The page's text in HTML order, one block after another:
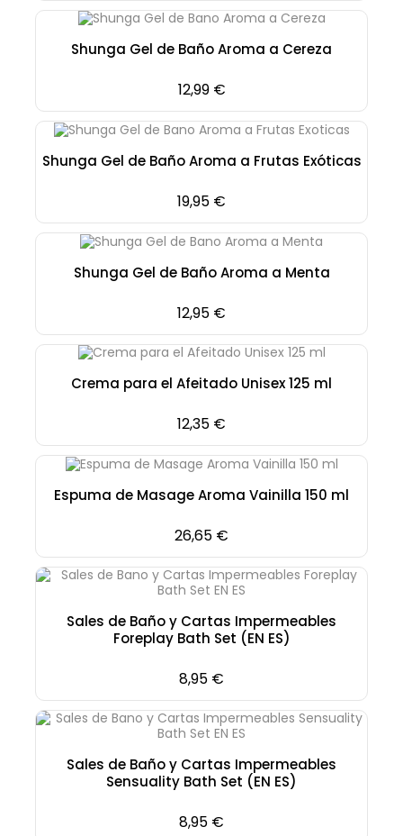
Shunga Gel de Baño Aroma a Cereza
Precio
12,99 €
Shunga Gel de Baño Aroma a Frutas Exóticas
Precio
19,95 €
Shunga Gel de Baño Aroma a Menta
Precio
12,95 €
Crema para el Afeitado Unisex 125 ml
Precio
12,35 €
Espuma de Masage Aroma Vainilla 150 ml
Precio
26,65 €
Sales de Baño y Cartas Impermeables
Foreplay Bath Set (EN ES)
Precio
8,95 €
Sales de Baño y Cartas Impermeables
Sensuality Bath Set (EN ES)
Precio
8,95 €